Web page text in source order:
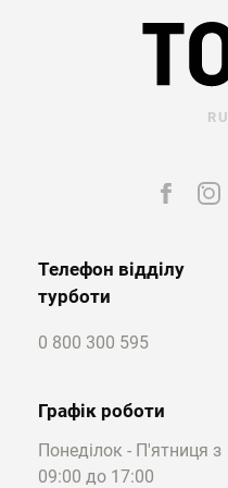
помаранчеві;
екземпляри, в яких
Оптимальні
змогу майстрам по-
неймовірно
топазом
Ви також можете
огранюванням у
RU
Телефон відділу
турботи
0 800 300 595
Графік роботи
Понеділок - П'ятниця з
09:00 до 17:00